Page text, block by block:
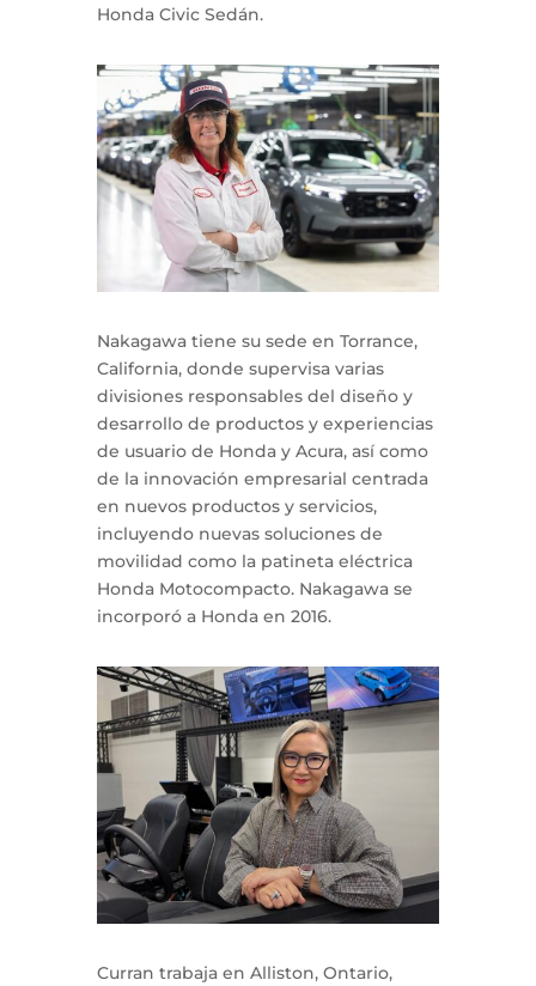
Honda Civic Sedán.
Nakagawa tiene su sede en Torrance,
California, donde supervisa varias
divisiones responsables del diseño y
desarrollo de productos y experiencias
de usuario de Honda y Acura, así como
de la innovación empresarial centrada
en nuevos productos y servicios,
incluyendo nuevas soluciones de
movilidad como la patineta eléctrica
Honda Motocompacto. Nakagawa se
incorporó a Honda en 2016.
Curran trabaja en Alliston, Ontario,